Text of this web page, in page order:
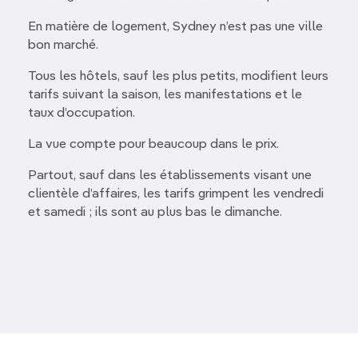
En matière de logement, Sydney n’est pas une ville
bon marché.
Tous les hôtels, sauf les plus petits, modifient leurs
tarifs suivant la saison, les manifestations et le
taux d’occupation.
La vue compte pour beaucoup dans le prix.
Partout, sauf dans les établissements visant une
clientèle d’affaires, les tarifs grimpent les vendredi
et samedi ; ils sont au plus bas le dimanche.